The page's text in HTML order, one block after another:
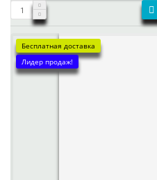
Бесплатная доставка
Лидер продаж!